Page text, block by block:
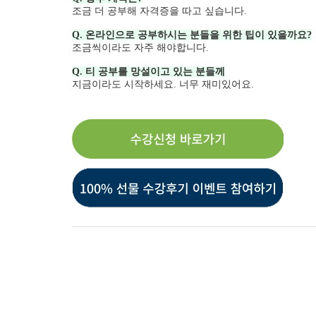
조금 더 공부해 자격증을 따고 싶습니다.
Q. 온라인으로 공부하시는 분들을 위한 팁이 있을까요?
조금씩이라도 자주 해야합니다.
Q. 티 공부를 망설이고 있는 분들께
지금이라도 시작하세요. 너무 재미있어요.